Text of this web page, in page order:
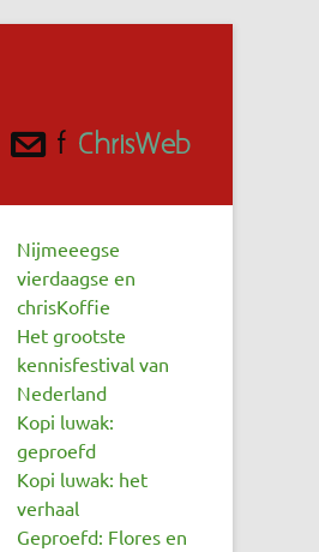
@ f ChrisWeb
Nijmeeegse
vierdaagse en
chrisKoffie
Het grootste
kennisfestival van
Nederland
Kopi luwak:
geproefd
Kopi luwak: het
verhaal
Geproefd: Flores en